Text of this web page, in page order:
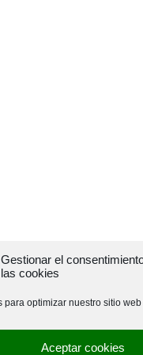
Gestionar el
las cookies
para optimizar nuestro sitio
Aceptar cookies